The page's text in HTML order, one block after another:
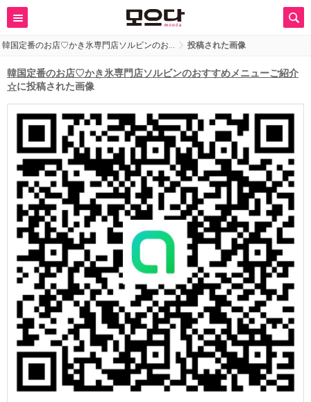
韓国定番のお店♡かき氷専門店ソルビンのお… 投稿された画像
韓国定番のお店♡かき氷専門店ソルビンのおすすめメニューご紹介
☆に投稿された画像